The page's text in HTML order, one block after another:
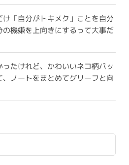
「自分がトキメク」ことを自分
機嫌を上向きにするって大事だ
たけれど、かわいいネコ柄バッ
ノートをまとめてグリーフと向